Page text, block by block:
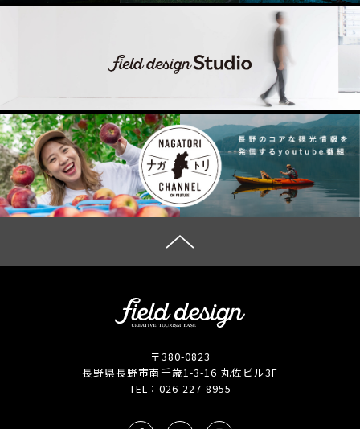
〒380-0823
長野県長野市南千歳1-3-16 丸佐ビル3F
TEL： 026-227-8955